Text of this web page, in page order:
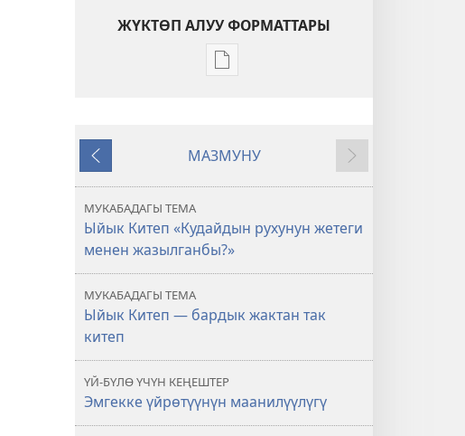
ЖҮКТӨП АЛУУ ФОРМАТТАРЫ
Адабиятты
ОЙГОНГУЛА!
чын
эле
Мурункусу
МАЗМУНУ
Кийинкиси
МУКАБАДАГЫ ТЕМА
Ыйык Китеп «Кудайдын рухунун жетеги
менен жазылганбы?»
МУКАБАДАГЫ ТЕМА
Ыйык Китеп — бардык жактан так
китеп
ҮЙ-БҮЛӨ ҮЧҮН КЕҢЕШТЕР
Эмгекке үйрөтүүнүн маанилүүлүгү